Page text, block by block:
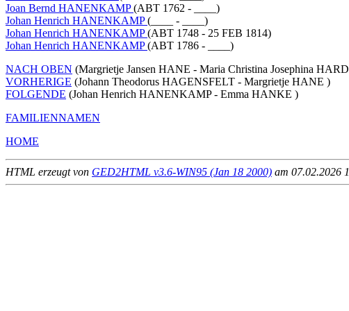
Joan Bernd HANENKAMP(ABT 1762 - ____)
Johan Henrich HANENKAMP(____ - ____)
Johan Henrich HANENKAMP(ABT 1748 - 25 FEB 1814)
Johan Henrich HANENKAMP(ABT 1786 - ____)
NACH OBEN (Margrietje Jansen HANE - Maria Christina Josephina
VORHERIGE (Johann Theodorus HAGENSFELT - Margrietje HANE )
FOLGENDE (Johan Henrich HANENKAMP - Emma HANKE )
FAMILIENNAMEN
HOME
HTML erzeugt von GED2HTML v3.6-WIN95 (Jan 18 2000) am 07.02.2026